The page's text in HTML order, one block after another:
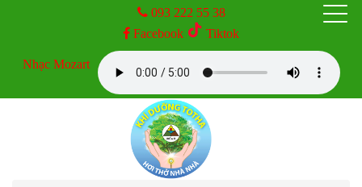
093 222 55 38
Facebook
Tiktok
Nhạc Mozart